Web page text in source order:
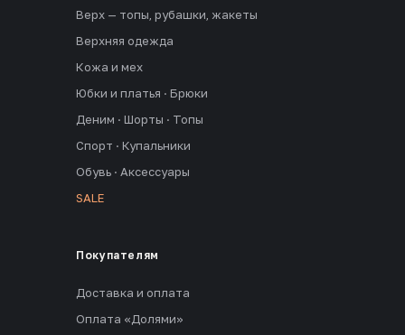
Верх — топы, рубашки, жакеты
Верхняя одежда
Кожа и мех
Юбки и платья · Брюки
Деним · Шорты · Топы
Спорт · Купальники
Обувь · Аксессуары
SALE
Покупателям
Доставка и оплата
Оплата «Долями»